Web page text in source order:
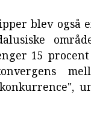
blev også
15